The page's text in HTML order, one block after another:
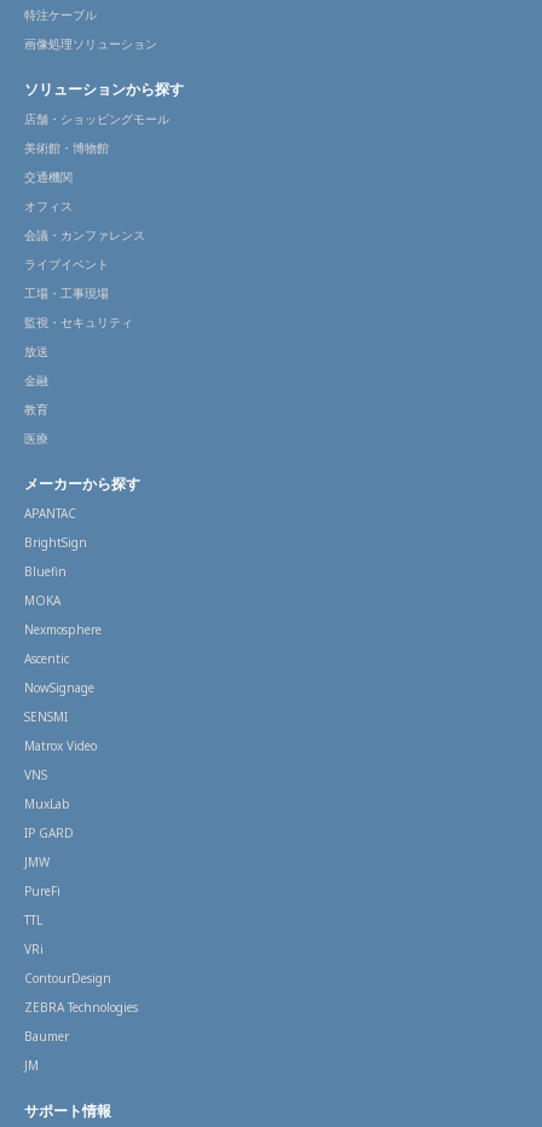
特注ケーブル
画像処理ソリューション
ソリューションから探す
店舗・ショッピングモール
美術館・博物館
交通機関
オフィス
会議・カンファレンス
ライブイベント
工場・工事現場
監視・セキュリティ
放送
金融
教育
医療
メーカーから探す
APANTAC
BrightSign
Bluefin
MOKA
Nexmosphere
Ascentic
NowSignage
SENSMI
Matrox Video
VNS
MuxLab
IP GARD
JMW
PureFi
TTL
VRi
ContourDesign
ZEBRA Technologies
Baumer
JM
サポート情報